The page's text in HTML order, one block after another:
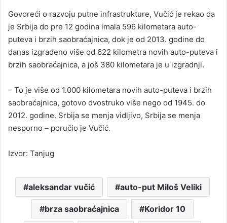
Govoreći o razvoju putne infrastrukture, Vučić je rekao da
je Srbija do pre 12 godina imala 596 kilometara auto-
puteva i brzih saobraćajnica, dok je od 2013. godine do
danas izgrađeno više od 622 kilometra novih auto-puteva i
brzih saobraćajnica, a još 380 kilometara je u izgradnji.
– To je više od 1.000 kilometara novih auto-puteva i brzih
saobraćajnica, gotovo dvostruko više nego od 1945. do
2012. godine. Srbija se menja vidljivo, Srbija se menja
nesporno – poručio je Vučić.
Izvor: Tanjug
aleksandar vučić auto-put Miloš Veliki
brza saobraćajnica Koridor 10